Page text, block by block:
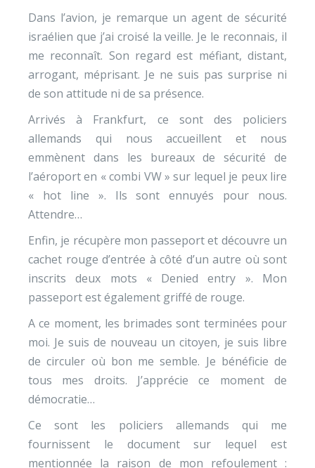
Dans l’avion, je remarque un agent de sécurité
israélien que j’ai croisé la veille. Je le reconnais, il
me reconnaît. Son regard est méfiant, distant,
arrogant, méprisant. Je ne suis pas surprise ni
de son attitude ni de sa présence.
Arrivés à Frankfurt, ce sont des policiers
allemands qui nous accueillent et nous
emmènent dans les bureaux de sécurité de
l’aéroport en « combi VW » sur lequel je peux lire
« hot line ». Ils sont ennuyés pour nous.
Attendre…
Enfin, je récupère mon passeport et découvre un
cachet rouge d’entrée à côté d’un autre où sont
inscrits deux mots « Denied entry ». Mon
passeport est également griffé de rouge.
A ce moment, les brimades sont terminées pour
moi. Je suis de nouveau un citoyen, je suis libre
de circuler où bon me semble. Je bénéficie de
tous mes droits. J’apprécie ce moment de
démocratie…
Ce sont les policiers allemands qui me
fournissent le document sur lequel est
mentionnée la raison de mon refoulement :